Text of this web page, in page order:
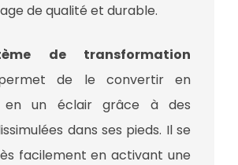
de qualité et durable.
de transformation
de le convertir en
en un éclair grâce à des
dans ses pieds. Il se
facilement en activant une